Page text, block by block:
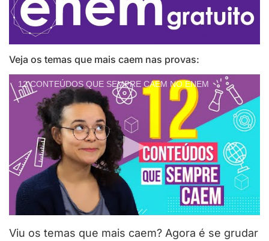
Veja os temas que mais caem nas provas:
12 CONTEÚDOS QUE SEMPRE CAEM NO ENEM
Viu os temas que mais caem? Agora é se grudar